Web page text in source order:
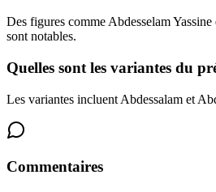
Des figures comme Abdesselam
sont notables.
Quelles sont les variantes du
Les variantes incluent Abdessalam et
Commentaires